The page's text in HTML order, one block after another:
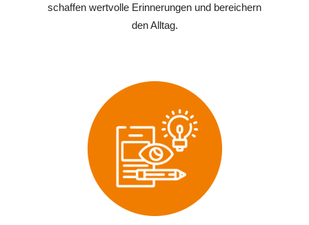
schaffen wertvolle Erinnerungen und bereichern
den Alltag.